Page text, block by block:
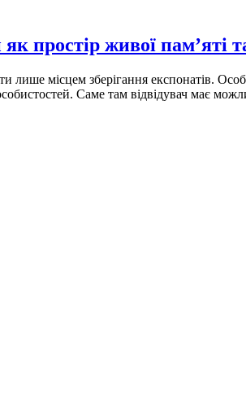
простір живої пам’яті та
лише місцем зберігання експонатів.
Саме там відвідувач має